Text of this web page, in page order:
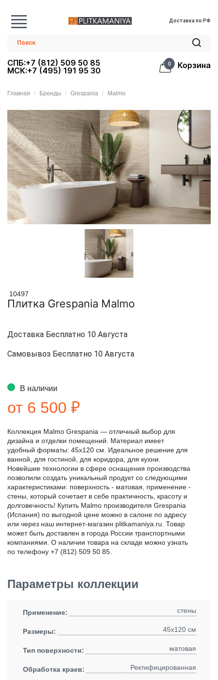
Доставка по РФ
СПБ:+7 (812) 509 50 85
МСК:+7 (495) 191 95 30
0 Корзина
Главная Бренды Grespania Malmo
10497
Плитка Grespania Malmo
Доставка Бесплатно 10 Августа
Самовывоз Бесплатно 10 Августа
В наличии
от 6 500 ₽
Коллекция Malmo Grespania — отличный выбор для
дизайна и отделки помещений. Материал имеет
удобный форматы: 45x120 см. Идеальное решение для
ванной, для гостиной, для коридора, для кухни.
Новейшие технологии в сфере оснащения производства
позволили создать уникальный продукт со следующими
характеристиками: поверхность - матовая, применение -
стены, который сочетает в себе практичность, красоту и
долговечность! Купить Malmo производителя Grespania
(Испания) по выгодной цене можно в салоне по адресу
или через наш интернет-магазин plitkamaniya.ru. Товар
может быть доставлен в города России транспортными
компаниями. О наличии товара на складе можно узнать
по телефону +7 (812) 509 50 85.
Параметры коллекции
Применение: стены
Размеры: 45x120 см
Тип поверхности: матовая
Обработка краев: Ректифицированная